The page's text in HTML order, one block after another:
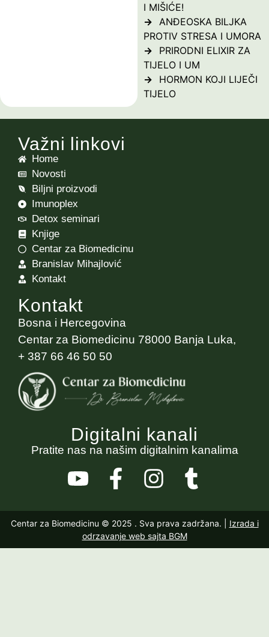
I MIŠIĆE!
ANĐEOSKA BILJKA
PROTIV STRESA I UMORA
PRIRODNI ELIXIR ZA
TIJELO I UM
HORMON KOJI LIJEČI
TIJELO
Važni linkovi
Home
Novosti
Biljni proizvodi
Imunoplex
Detox seminari
Knjige
Centar za Biomedicinu
Branislav Mihajlović
Kontakt
Kontakt
Bosna i Hercegovina
Centar za Biomedicinu 78000 Banja Luka,
+ 387 66 46 50 50
Digitalni kanali
Pratite nas na našim digitalnim kanalima
Centar za Biomedicinu © 2025 . Sva prava zadržana. | Izrada i
odrzavanje web sajta BGM